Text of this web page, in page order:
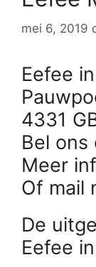
mei 6, 2019
Eefee
4331
Bel ons
Meer
Of mail
De
Eefee